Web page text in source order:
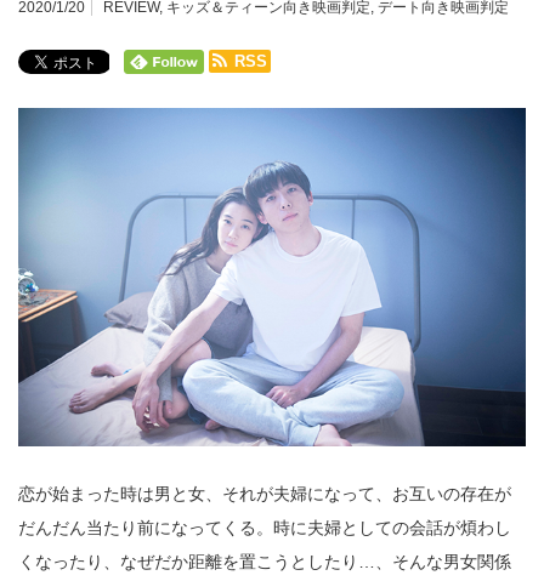
2020/1/20 REVIEW, キッズ＆ティーン向き映画判定, デート向き映画判定
RSS
恋が始まった時は男と女、それが夫婦になって、お互いの存在が
だんだん当たり前になってくる。時に夫婦としての会話が煩わし
くなったり、なぜだか距離を置こうとしたり…、そんな男女関係